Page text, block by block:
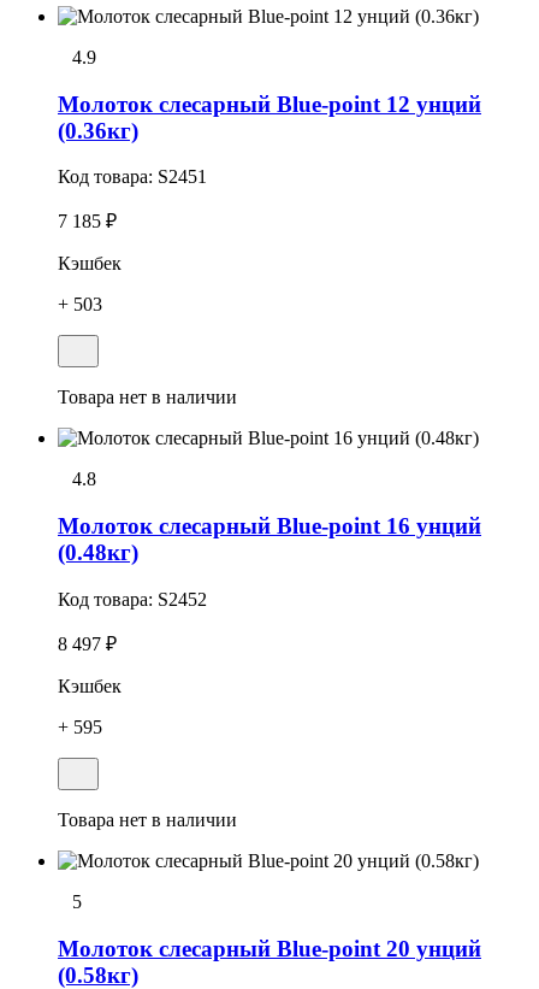
4.9
Молоток слесарный Blue-point 12 унций
(0.36кг)
Код товара: S2451
7 185 ₽
Кэшбек
+ 503
Товара нет в наличии
4.8
Молоток слесарный Blue-point 16 унций
(0.48кг)
Код товара: S2452
8 497 ₽
Кэшбек
+ 595
Товара нет в наличии
5
Молоток слесарный Blue-point 20 унций
(0.58кг)